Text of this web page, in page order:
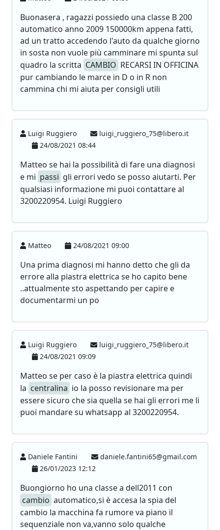
Buonasera , ragazzi possiedo una classe B 200
automatico anno 2009 150000km appena fatti,
ad un tratto accedendo l'auto da qualche giorno
in sosta non vuole più camminare mi spunta sul
quadro la scritta CAMBIO RECARSI IN OFFICINA
pur cambiando le marce in D o in R non
cammina chi mi aiuta per consigli utili
Luigi Ruggiero
luigi_ruggiero_75@libero.it
24/08/2021 08:44
Matteo se hai la possibilità di fare una diagnosi
e mi passi gli errori vedo se posso aiutarti. Per
qualsiasi informazione mi puoi contattare al
3200220954. Luigi Ruggiero
Matteo 24/08/2021 09:00
Una prima diagnosi mi hanno detto che gli da
errore alla piastra elettrica se ho capito bene
..attualmente sto aspettando per capire e
documentarmi un po
Luigi Ruggiero
luigi_ruggiero_75@libero.it
24/08/2021 09:09
Matteo se per caso è la piastra elettrica quindi
la centralina io la posso revisionare ma per
essere sicuro che sia quella se hai gli errori me li
puoi mandare su whatsapp al 3200220954.
Daniele Fantini
daniele.fantini65@gmail.com
26/01/2023 12:12
Buongiorno ho una classe a dell2011 con
cambio automatico,si è accesa la spia del
cambio la macchina fa rumore va piano il
sequenziale non va,vanno solo qualche